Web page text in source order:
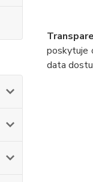
poskytuje
data